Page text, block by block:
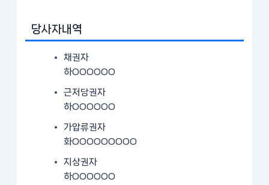
당사자내역
채권자
하OOOOOO
근저당권자
하OOOOOO
가압류권자
화OOOOOOOOO
지상권자
하OOOOOO